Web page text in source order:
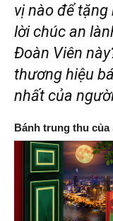
vị nào để
lời chúc an
Đoàn Viên
thương hiệu
nhất của
Bánh trung thu của